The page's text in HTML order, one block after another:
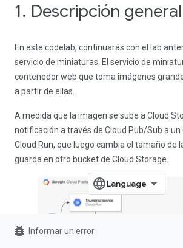
1. Descripción general
En este codelab, continuarás con el lab
servicio de miniaturas. El servicio de
contenedor web que toma imágenes
a partir de ellas.
A medida que la imagen se sube a Cloud
notificación a través de Cloud Pub/Sub a
Cloud Run, que luego cambia el tamaño de
guarda en otro bucket de Cloud Storage.
bug_report Informar un error